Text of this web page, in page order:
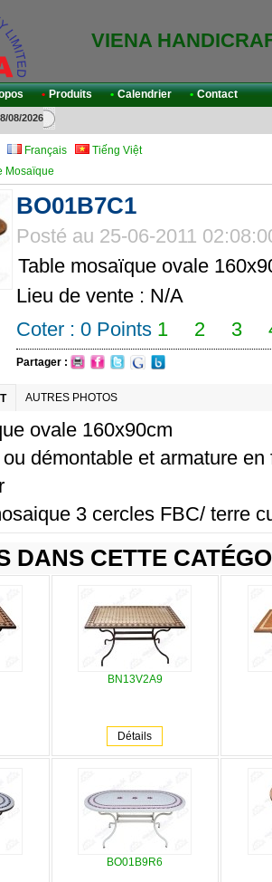
VIENA
• Produits • Calendrier • Contact
08/2026
Français Tiếng Việt
Mosaïque
BO01B7C1
Posté au 25-06-2011
Table mosaïque ovale
Lieu de vente : N/A
Coter : 0 Points 1 2 3
Partager :
AUTRES PHOTOS
ovale 160x90cm
démontable et armature
3 cercles FBC/ terre
DANS CETTE
BN13V2A9
Détails
BO01B9R6